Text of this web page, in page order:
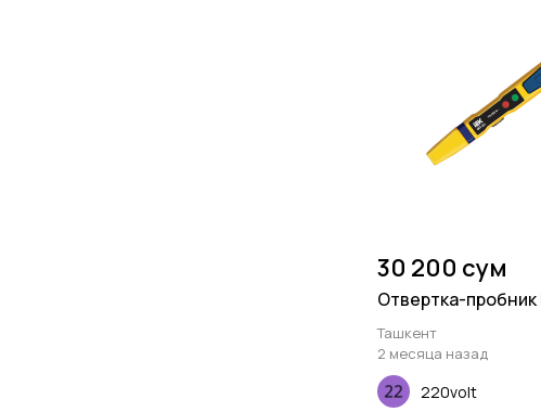
30 200 сум
Отвертка-пробник
Ташкент
2 месяца назад
220volt